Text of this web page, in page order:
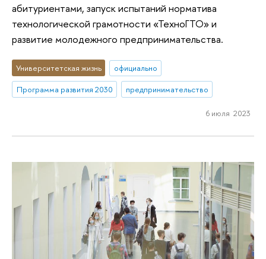
абитуриентами, запуск испытаний норматива
технологической грамотности «ТехноГТО» и
развитие молодежного предпринимательства.
Университетская жизнь
официально
Программа развития 2030
предпринимательство
6 июля 2023